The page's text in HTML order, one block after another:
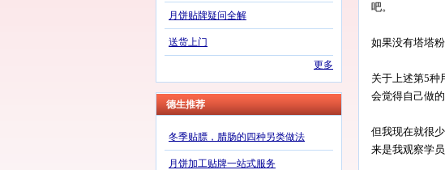
月饼贴牌疑问全解
送货上门
更多
德生推荐
冬季贴膘，腊肠的四种另类做法
月饼加工贴牌一站式服务
吧。
如果没有塔塔
关于上述第5种
会觉得自己做
但我现在就很
来是我观察学